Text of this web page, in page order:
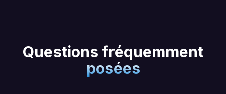
Questions fréquemment
posées